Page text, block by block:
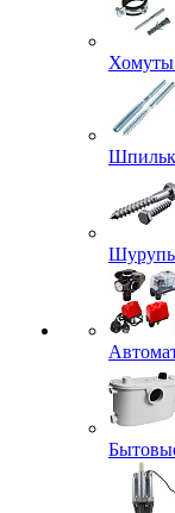
Хомуты
Шурупы